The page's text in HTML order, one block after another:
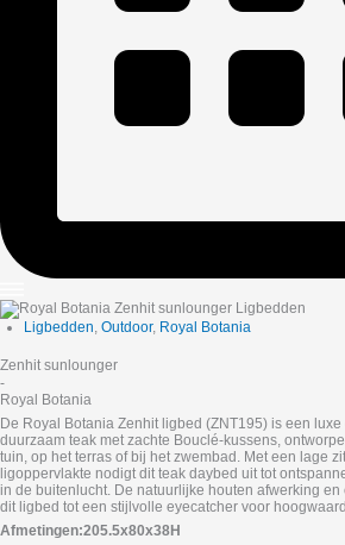
Ligbedden, Outdoor, Royal Botania
Zenhit sunlounger
-
Royal Botania
De Royal Botania Zenhit ligbed (ZNT195) is een
duurzaam teak met zachte Bouclé‑kussens,
tuin, op het terras of bij het zwembad. Met een lage
ligoppervlakte nodigt dit teak daybed uit tot
in de buitenlucht. De natuurlijke houten afwerking
dit ligbed tot een stijlvolle eyecatcher voor
Afmetingen:205.5x80x38H